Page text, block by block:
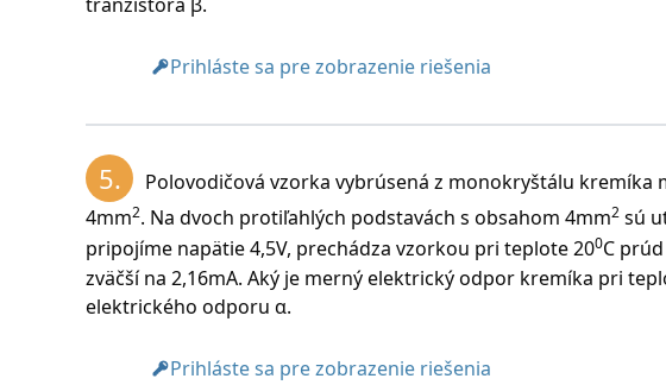
Teplota termistora sa musí zvýšiť o 100C.
Podľa tabuľky termistor má odpor 200Ώ, ak je zohriaty
Prihláste sa pre zobrazenie riešenia
5.
Polovodičová vzorka vybrúsená z monokryštálu
4mm2. Na dvoch protiľahlých podstavách s obsahom 4mm2 sú
pripojíme napätie 4,5V, prechádza vzorkou pri teplote 200C
zväčší na 2,16mA. Aký je merný elektrický odpor kremíka pri
elektrického odporu α.
Prihláste sa pre zobrazenie riešenia